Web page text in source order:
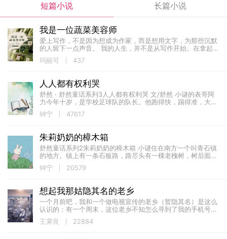
短篇小说 长篇小说
我是一位蔬菜美容师
爱上写作，不是因为想成为作家，而是想用文字，为那些沉默
的人留下一点声音。 我的人生，并不是从写作开始。在拿起笔
之前，我曾是姐姐，走进过职场，也站上过讲台。来到美国以
后，我又在超市里整理蔬菜。...
玛丽可 437
人人都有权利哭
舒然 · 舒然童话系列3人人都有权利哭 文/舒然 小谜的表哥阿
力今年十岁，是学校足球队的队长。他跑得快，踢得准，大家
钟宁 47617
朱莉奶奶的樟木箱
舒然童话系列2朱莉奶奶的樟木箱 小谜住在南方一个叫青石镇
的地方。镇上有一条石板路，路尽头有一棵老槐树，树后面是
一栋灰瓦白墙的老房子。那是姨婆朱莉奶奶的家。 朱莉奶奶今
年八十岁了。她头发全白了，...
钟宁 20579
想起我那姑隐其名的老乡
一个月前吧，我和一个做电视宣传的老乡（暂隐其名）是这么
认识的：有一个周末，这位老乡不知怎么寻到了我的手机号
吗，说是有个编稿子挣钱的活儿可以合作，电话里说不清，最
好能聚在一起一块啦啦。因离得不远，下班...
王霁良 22884